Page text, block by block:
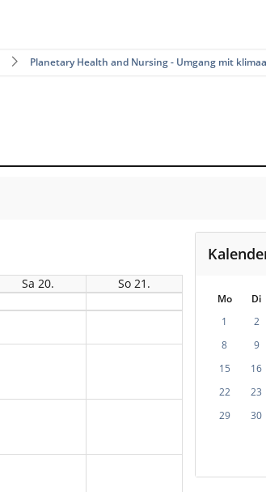
Planetary Health and Nursing - Umgang mit
Sa 20.
So 21.
Mo Di
1
2
8
9
15
16
22
23
29
30